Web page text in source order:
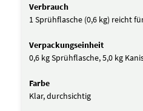
Verbrauch
1 Sprühflasche (0,6 kg) reicht
Verpackungseinheit
0,6 kg Sprühflasche, 5,0 kg
Farbe
Klar, durchsichtig